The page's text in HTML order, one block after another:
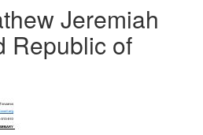
Jeremiah
Republic of